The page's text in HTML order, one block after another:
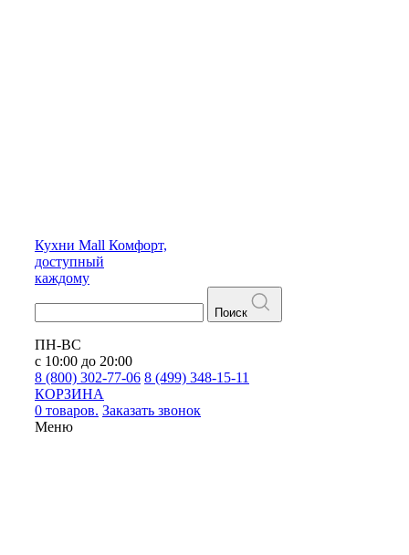
Кухни Mall Комфорт,
доступный
каждому
Поиск
ПН-ВС
с 10:00 до 20:00
8 (800) 302-77-06 8 (499) 348-15-11
КОРЗИНА
0 товаров. Заказать звонок
Меню